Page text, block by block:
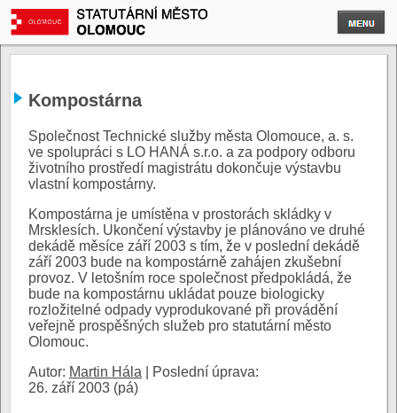
Kompostárna
Společnost Technické služby města Olomouce, a. s.
ve spolupráci s LO HANÁ s.r.o. a za podpory odboru
životního prostředí magistrátu dokončuje výstavbu
vlastní kompostárny.
Kompostárna je umístěna v prostorách skládky v
Mrsklesích. Ukončení výstavby je plánováno ve druhé
dekádě měsíce září 2003 s tím, že v poslední dekádě
září 2003 bude na kompostárně zahájen zkušební
provoz. V letošním roce společnost předpokládá, že
bude na kompostárnu ukládat pouze biologicky
rozložitelné odpady vyprodukované při provádění
veřejně prospěšných služeb pro statutární město
Olomouc.
Autor: Martin Hála
Poslední úprava:
26. září 2003 (pá)